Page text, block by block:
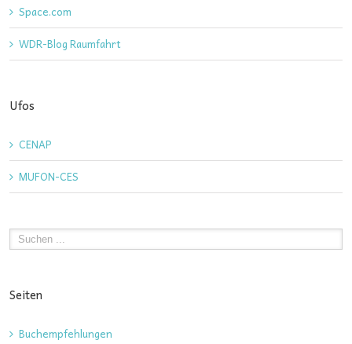
Space.com
WDR-Blog Raumfahrt
Ufos
CENAP
MUFON-CES
Seiten
Buchempfehlungen